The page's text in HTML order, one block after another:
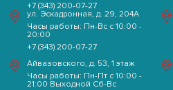
проспект
Академика
Сахарова, д. 75
+7 (343) 200-07-27
ул. ​Эскадронная, д. 29, ​204А
Часы работы: Пн-Вс с 10:00 -
20:00
+7 (343) 200-07-27
Айвазовского, д. 53, 1 этаж
Часы работы: Пн-Пт с 10:00 -
21:00 Выходной Сб-Вс